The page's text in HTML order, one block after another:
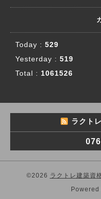
Today : 529
Yesterday : 519
Total : 1061526
ラクト
©2026 ラクトレ建築資
Powered